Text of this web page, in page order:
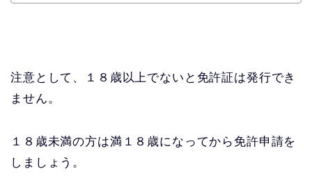
注意として、１８歳以上でないと免許証は発行でき
ません。
１８歳未満の方は満１８歳になってから免許申請を
しましょう。